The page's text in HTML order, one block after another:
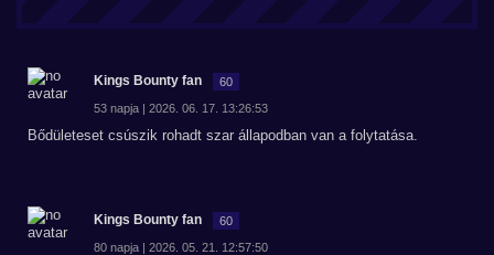
Kings Bounty fan 60
53 napja | 2026. 06. 17. 13:26:53
Bődületeset csúszik rohadt szar állapodban van a folytatása.
Kings Bounty fan 60
80 napja | 2026. 05. 21. 12:57:50